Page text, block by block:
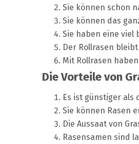
Sie können schon
Sie können das
Sie haben eine viel
Der Rollrasen
Mit Rollrasen
Die Vorteile von
Es ist günstiger als
Sie können Rasen
Die Aussaat von
Rasensamen sind